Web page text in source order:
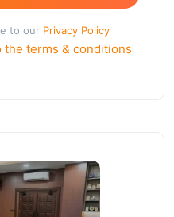
to our Privacy Policy
the terms & conditions